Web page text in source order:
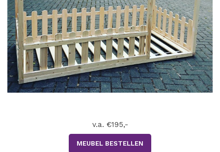
v.a. €195,-
MEUBEL BESTELLEN